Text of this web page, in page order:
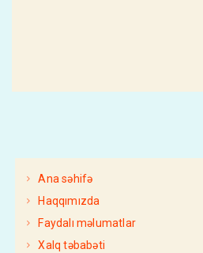
Ana səhifə
Haqqımızda
Faydalı məlumatlar
Xalq təbabəti